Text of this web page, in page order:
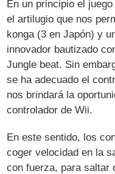
En un principio el
el artilugio que nos
konga (3 en Japón) y
innovador bautizado
Jungle beat. Sin
se ha adecuado el
nos brindará la
controlador de Wii.
En este sentido, los
coger velocidad en la
con fuerza, para saltar